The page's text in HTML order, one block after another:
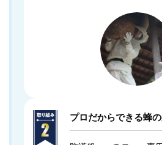
プロだからできる蜂